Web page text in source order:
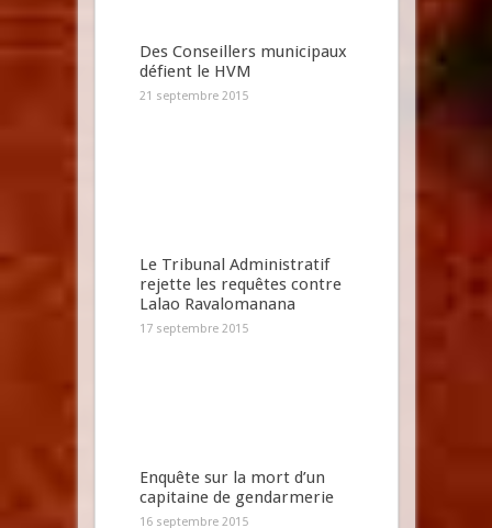
Des Conseillers municipaux
défient le HVM
21 septembre 2015
Le Tribunal Administratif
rejette les requêtes contre
Lalao Ravalomanana
17 septembre 2015
Enquête sur la mort d’un
capitaine de gendarmerie
16 septembre 2015